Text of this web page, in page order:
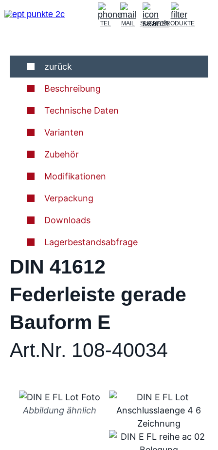
TEL MAIL SUCHEPRODUKTE
zurück
Beschreibung
Technische Daten
Varianten
Zubehör
Modifikationen
Verpackung
Downloads
Lagerbestandsabfrage
DIN 41612
Federleiste gerade
Bauform E
Art.Nr. 108-40034
Abbildung ähnlich